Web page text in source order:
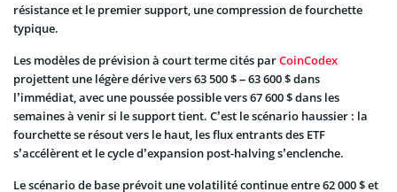
résistance et le premier support, une compression de fourchette
typique.
Les modèles de prévision à court terme cités parCoinCodex
projettent une légère dérive vers 63 500 $ – 63 600 $ dans
l’immédiat, avec une poussée possible vers 67 600 $ dans les
semaines à venir si le support tient. C’est le scénario haussier : la
fourchette se résout vers le haut, les flux entrants des ETF
s’accélèrent et le cycle d’expansion post-halving s’enclenche.
Le scénario de base prévoit une volatilité continue entre 62 000 $ et